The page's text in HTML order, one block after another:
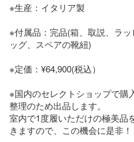
※生産：イタリア製
※付属品：完品(箱、取説、ラ
ッグ、スペアの靴紐)
※定価：¥64,900(税込）
※国内のセレクトショップで購
整理のため出品します。
室内で1度履いただけの極美品
きますので、この機会に是非！